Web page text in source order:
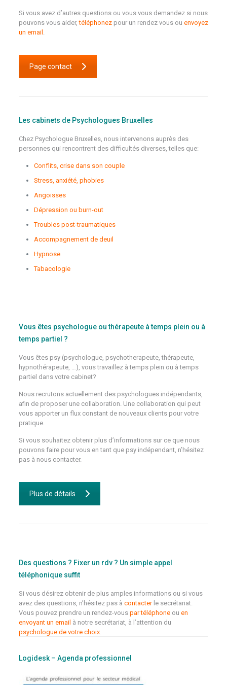
Si vous avez d’autres questions ou vous vous demandez si nous
pouvons vous aider,téléphonez pour un rendez vous ou envoyez
un email .
Page contact
Les cabinets de Psychologues Bruxelles
Chez Psychologue Bruxelles, nous intervenons auprès des
personnes qui rencontrent des difficultés diverses, telles que:
Conflits, crise dans son couple
Stress, anxiété, phobies
Angoisses
Dépression ou burn-out
Troubles post-traumatiques
Accompagnement de deuil
Hypnose
Tabacologie
Vous êtes psychologue ou thérapeute à temps plein ou à
temps partiel ?
Vous êtes psy (psychologue, psychotherapeute, thérapeute,
hypnothérapeute, …), vous travaillez à temps plein ou à temps
partiel dans votre cabinet?
Nous recrutons actuellement des psychologues indépendants,
afin de proposer une collaboration. Une collaboration qui peut
vous apporter un flux constant de nouveaux clients pour votre
pratique.
Si vous souhaitez obtenir plus d’informations sur ce que nous
pouvons faire pour vous en tant que psy indépendant, n’hésitez
pas à nous contacter.
Plus de détails
Des questions ? Fixer un rdv ? Un simple appel
téléphonique suffit
Si vous désirez obtenir de plus amples informations ou si vous
avez des questions, n’hésitez pas à contacterle secrétariat.
Vous pouvez prendre un rendez-vous par téléphoneou en
envoyant un email à notre secrétariat, à l’attention du
psychologue de votre choix.
Logidesk – Agenda professionnel